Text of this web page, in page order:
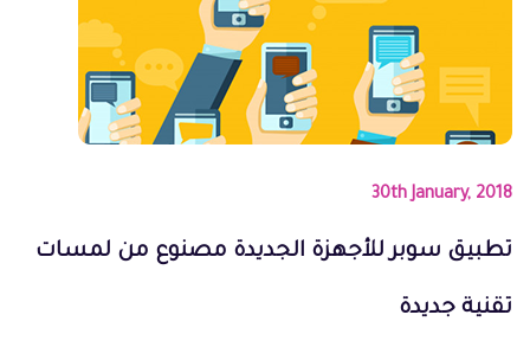
30th January, 2018
تطبيق سوبر للأجهزة الجديدة مصنوع من لمسات
تقنية جديدة